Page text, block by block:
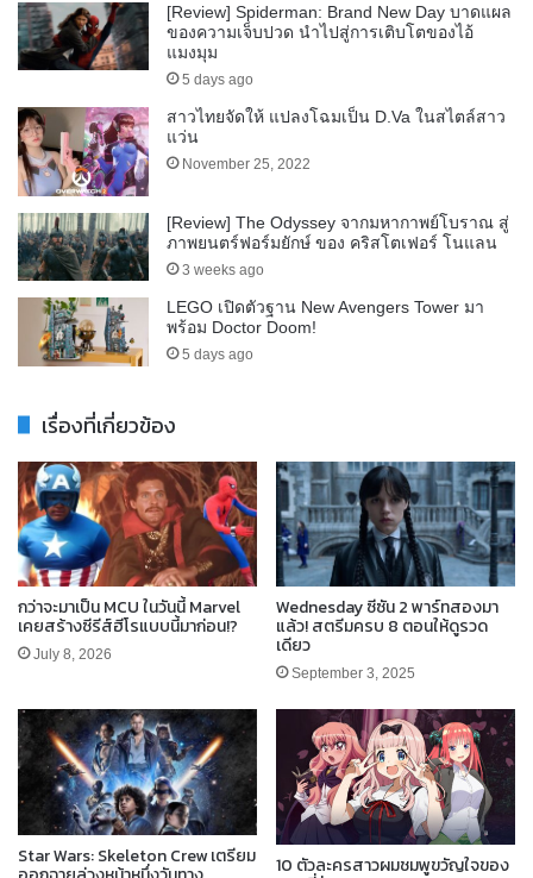
[Review] Spiderman: Brand New Day บาดแผล
ของความเจ็บปวด นำไปสู่การเติบโตของไอ้
แมงมุม
5 days ago
สาวไทยจัดให้ แปลงโฉมเป็น D.Va ในสไตล์สาว
แว่น
November 25, 2022
[Review] The Odyssey จากมหากาพย์โบราณ สู่
ภาพยนตร์ฟอร์มยักษ์ ของ คริสโตเฟอร์ โนแลน
3 weeks ago
LEGO เปิดตัวฐาน New Avengers Tower มา
พร้อม Doctor Doom!
5 days ago
เรื่องที่เกี่ยวข้อง
กว่าจะมาเป็น MCU ในวันนี้ Marvel
เคยสร้างซีรีส์ฮีโรแบบนี้มาก่อน!?
July 8, 2026
Wednesday ซีซัน 2 พาร์ทสองมา
แล้ว! สตรีมครบ 8 ตอนให้ดูรวด
เดียว
September 3, 2025
Star Wars: Skeleton Crew เตรียม 10 ตัวละครสาวผมชมพูขวัญใจของ